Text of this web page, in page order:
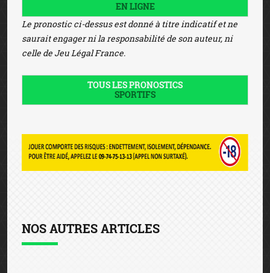
EN LIGNE
Le pronostic ci-dessus est donné à titre indicatif et ne
saurait engager ni la responsabilité de son auteur, ni
celle de Jeu Légal France.
TOUS LES PRONOSTICS
SPORTIFS
NOS AUTRES ARTICLES